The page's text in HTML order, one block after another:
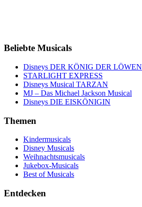
Beliebte Musicals
Disneys DER KÖNIG DER LÖWEN
STARLIGHT EXPRESS
Disneys Musical TARZAN
MJ – Das Michael Jackson Musical
Disneys DIE EISKÖNIGIN
Themen
Kindermusicals
Disney Musicals
Weihnachtsmusicals
Jukebox-Musicals
Best of Musicals
Entdecken